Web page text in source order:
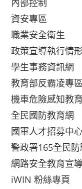
內部控制
資安專區
職業安全衛生
政策宣導執行情
學生事務資訊網
教育部反霸凌專區
機車危險感知教育
全民國防教育網
國軍人才招募中
警政署165全民防
網路安全教育宣導
iWIN 粉絲專頁